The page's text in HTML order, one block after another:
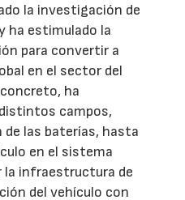
la investigación de
ha estimulado la
para convertir a
en el sector del
ha
campos,
las baterías, hasta
en el sistema
la infraestructura de
del vehículo con